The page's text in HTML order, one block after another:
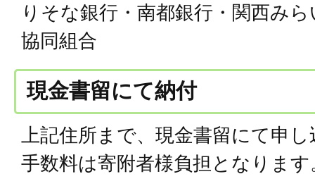
りそな銀行・南都銀行・関西み
協同組合
現金書留にて納付
上記住所まで、現金書留にて申
手数料は寄附者様負担となります